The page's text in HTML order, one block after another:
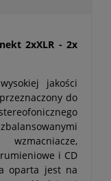
2xXLR - 2x
jakości
do
i CD
oparta jest na